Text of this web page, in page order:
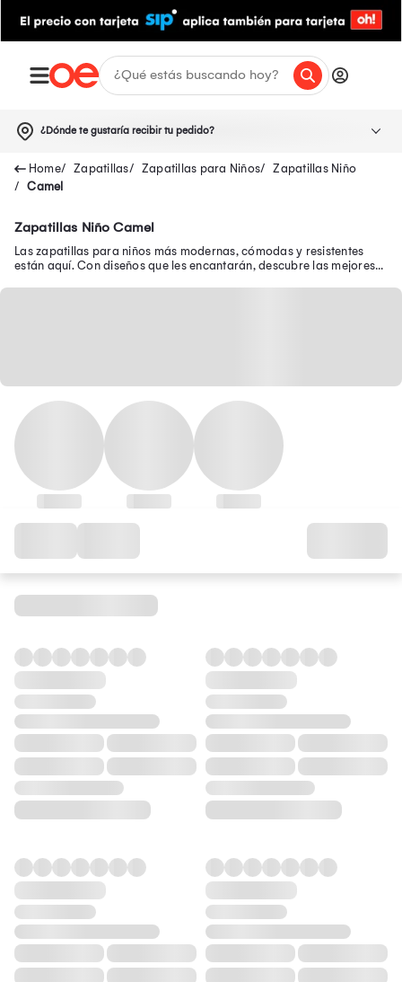
¿Dónde te gustaría recibir tu pedido?
Zapatillas Zapatillas para Niños
Zapatillas Niño
Camel
Zapatillas Niño Camel
Las zapatillas para niños más modernas, cómodas y resistentes
están aquí. Con diseños que les encantarán, descubre las mejores